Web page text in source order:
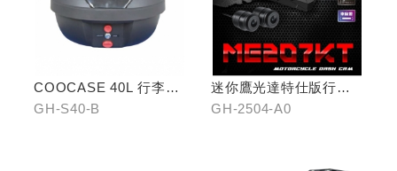
COOCASE 40L 行李箱(
黑)
GH-S40-B
迷你鷹光達特仕版行車
記錄器
GH-2504-A0